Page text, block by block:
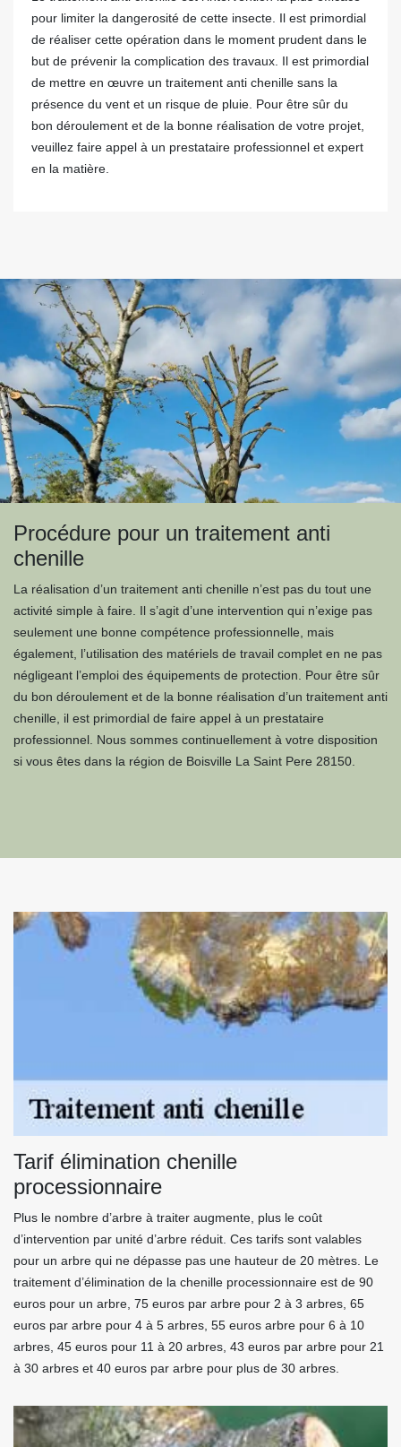
pour limiter la dangerosité de cette insecte. Il est primordial
de réaliser cette opération dans le moment prudent dans le
but de prévenir la complication des travaux. Il est primordial
de mettre en œuvre un traitement anti chenille sans la
présence du vent et un risque de pluie. Pour être sûr du
bon déroulement et de la bonne réalisation de votre projet,
veuillez faire appel à un prestataire professionnel et expert
en la matière.
Procédure pour un traitement anti
chenille
La réalisation d’un traitement anti chenille n’est pas du tout une
activité simple à faire. Il s’agit d’une intervention qui n’exige pas
seulement une bonne compétence professionnelle, mais
également, l’utilisation des matériels de travail complet en ne pas
négligeant l’emploi des équipements de protection. Pour être sûr
du bon déroulement et de la bonne réalisation d’un traitement anti
chenille, il est primordial de faire appel à un prestataire
professionnel. Nous sommes continuellement à votre disposition
si vous êtes dans la région de Boisville La Saint Pere 28150.
Tarif élimination chenille
processionnaire
Plus le nombre d’arbre à traiter augmente, plus le coût
d’intervention par unité d’arbre réduit. Ces tarifs sont valables
pour un arbre qui ne dépasse pas une hauteur de 20 mètres. Le
traitement d’élimination de la chenille processionnaire est de 90
euros pour un arbre, 75 euros par arbre pour 2 à 3 arbres, 65
euros par arbre pour 4 à 5 arbres, 55 euros arbre pour 6 à 10
arbres, 45 euros pour 11 à 20 arbres, 43 euros par arbre pour 21
à 30 arbres et 40 euros par arbre pour plus de 30 arbres.